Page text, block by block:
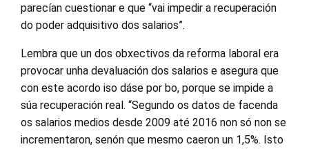
parecían cuestionar e que “vai impedir a recuperación
do poder adquisitivo dos salarios”.
Lembra que un dos obxectivos da reforma laboral era
provocar unha devaluación dos salarios e asegura que
con este acordo iso dáse por bo, porque se impide a
súa recuperación real. “Segundo os datos de facenda
os salarios medios desde 2009 até 2016 non só non se
incrementaron, senón que mesmo caeron un 1,5%. Isto